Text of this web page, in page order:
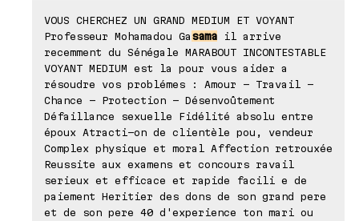
VOUS CHERCHEZ UN GRAND MEDIUM ET VOYANT
Professeur Mohamadou Ga sama il arrive
recemment du Sénégale MARABOUT INCONTESTABLE
VOYANT MEDIUM est la pour vous aider a
résoudre vos problémes : Amour - Travail -
Chance - Protection - Désenvoûtement
Défaillance sexuelle Fidélité absolu entre
époux Atracti-on de clientèle pou, vendeur
Complex physique et moral Affection retrouxée
Reussite aux examens et concours ravail
serieux et efficace et rapide facili e de
paiement Heritier des dons de son grand pere
et de son pere 40 d'experience ton mari ou